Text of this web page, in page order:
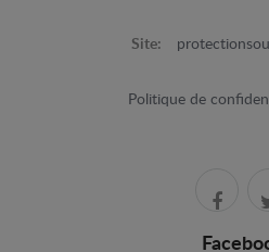
Site:
Politique de